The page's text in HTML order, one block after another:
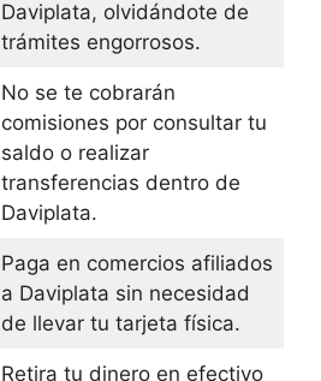
Daviplata, olvidándote de
trámites engorrosos.
No se te cobrarán
comisiones por consultar tu
saldo o realizar
transferencias dentro de
Daviplata.
Paga en comercios afiliados
a Daviplata sin necesidad
de llevar tu tarjeta física.
Retira tu dinero en efectivo